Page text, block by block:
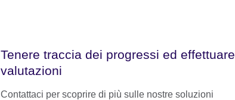
Tenere traccia dei progressi ed effettuare
valutazioni
Contattaci per scoprire di più sulle nostre soluzioni